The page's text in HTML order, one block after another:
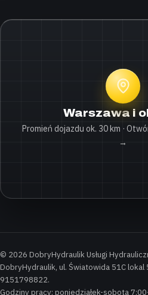
Warszawa i
Promień dojazdu ok. 30 km ·
→
© 2026 DobryHydraulik Usługi
DobryHydraulik, ul. Światowida 51C lokal
9151798822.
Godziny pracy: poniedziałek-sobota